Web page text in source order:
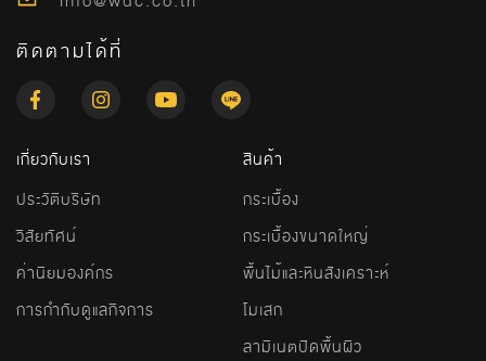
ติดตามได้ที่
เกี่ยวกับเรา
ประวัติบริษัท
วิสัยทัศน์
ค่านิยมองค์กร
การกำกับดูแลกิจการ
สินค้า
กระเบื้อง
กระเบื้องขนาดใหญ่
พื้นไม้และหินสังเคราะห์
โมเสก
ลามิเนตปิดพื้นผิว